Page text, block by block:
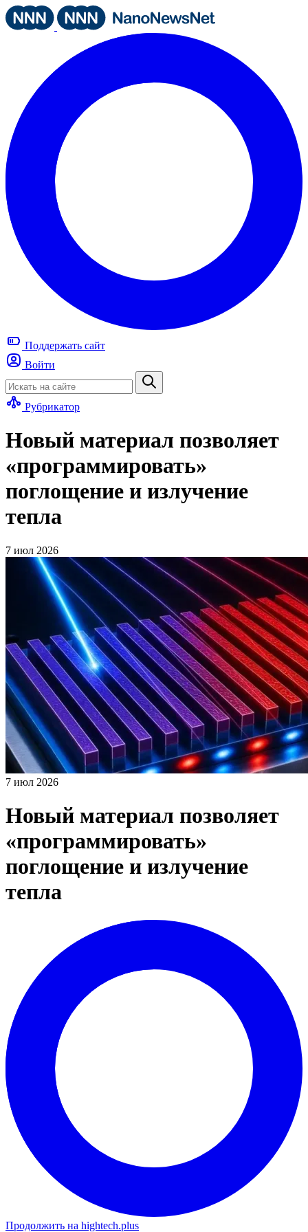
Поддержать сайт
Войти
Рубрикатор
Новый материал позволяет
«программировать»
поглощение и излучение
тепла
7 июл 2026
7 июл 2026
Новый материал позволяет
«программировать»
поглощение и излучение
тепла
Продолжить на hightech.plus